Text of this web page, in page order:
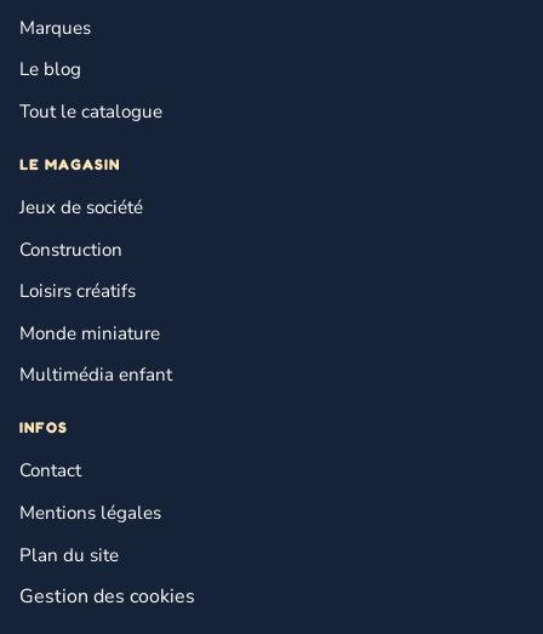
Marques
Le blog
Tout le catalogue
LE MAGASIN
Jeux de société
Construction
Loisirs créatifs
Monde miniature
Multimédia enfant
INFOS
Contact
Mentions légales
Plan du site
Gestion des cookies